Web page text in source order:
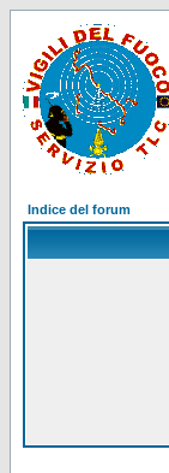
Indice del forum